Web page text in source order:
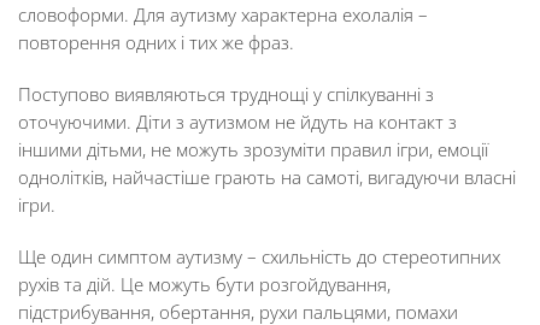
словоформи. Для аутизму характерна ехолалія –
повторення одних і тих же фраз.
Поступово виявляються труднощі у спілкуванні з
оточуючими. Діти з аутизмом не йдуть на контакт з
іншими дітьми, не можуть зрозуміти правил ігри, емоції
однолітків, найчастіше грають на самоті, вигадуючи власні
ігри.
Ще один симптом аутизму – схильність до стереотипних
рухів та дій. Це можуть бути розгойдування,
підстрибування, обертання, рухи пальцями, помахи